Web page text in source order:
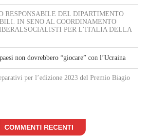
RESPONSABILE DEL DIPARTIMENTO
IN SENO AL COORDINAMENTO
PER L’ITALIA DELLA
non dovrebbero “giocare” con l’Ucraina
per l’edizione 2023 del Premio Biagio
COMMENTI RECENTI